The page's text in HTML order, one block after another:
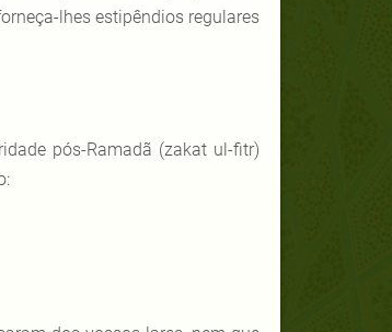
lhes estipêndios regulares
pós-Ramadã (zakat ul-fitr)